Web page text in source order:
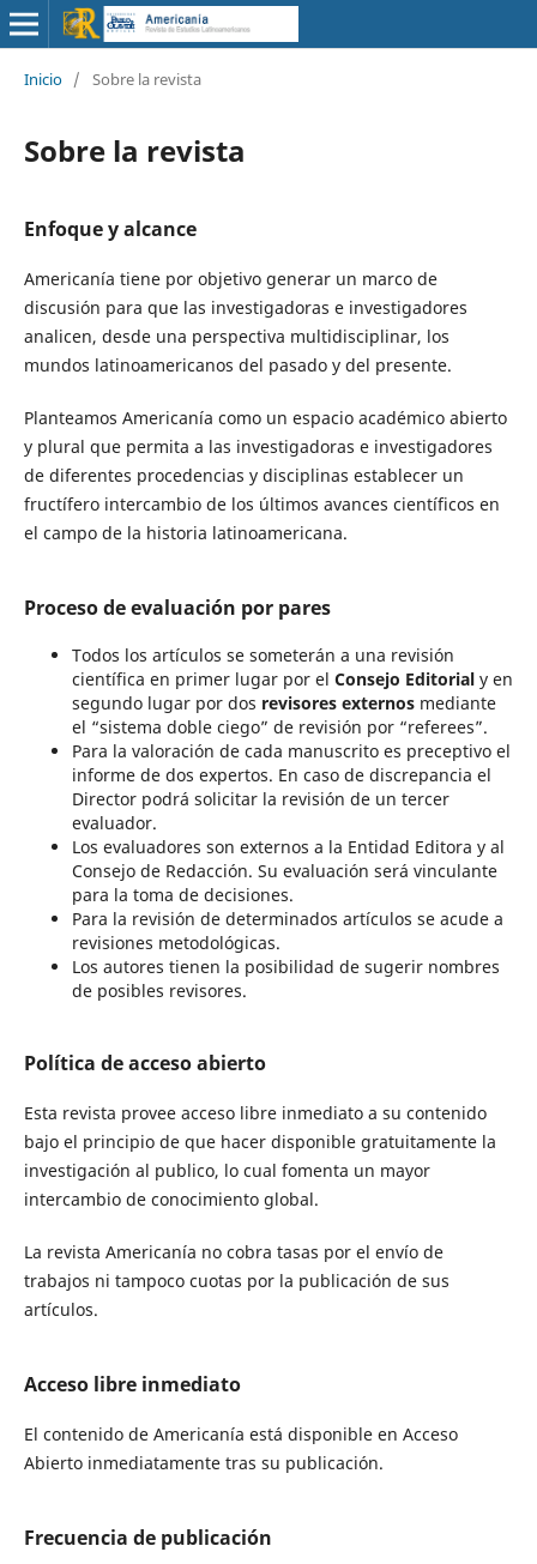
Inicio / Sobre la revista
Sobre la revista
Enfoque y alcance
Americanía tiene por objetivo generar un marco de
discusión para que las investigadoras e investigadores
analicen, desde una perspectiva multidisciplinar, los
mundos latinoamericanos del pasado y del presente.
Planteamos Americanía como un espacio académico abierto
y plural que permita a las investigadoras e investigadores
de diferentes procedencias y disciplinas establecer un
fructífero intercambio de los últimos avances científicos en
el campo de la historia latinoamericana.
Proceso de evaluación por pares
Todos los artículos se someterán a una revisión
científica en primer lugar por el Consejo Editorial y en
segundo lugar por dos revisores externos mediante
el “sistema doble ciego” de revisión por “referees”.
Para la valoración de cada manuscrito es preceptivo el
informe de dos expertos. En caso de discrepancia el
Director podrá solicitar la revisión de un tercer
evaluador.
Los evaluadores son externos a la Entidad Editora y al
Consejo de Redacción. Su evaluación será vinculante
para la toma de decisiones.
Para la revisión de determinados artículos se acude a
revisiones metodológicas.
Los autores tienen la posibilidad de sugerir nombres
de posibles revisores.
Política de acceso abierto
Esta revista provee acceso libre inmediato a su contenido
bajo el principio de que hacer disponible gratuitamente la
investigación al publico, lo cual fomenta un mayor
intercambio de conocimiento global.
La revista Americanía no cobra tasas por el envío de
trabajos ni tampoco cuotas por la publicación de sus
artículos.
Acceso libre inmediato
El contenido de Americanía está disponible en Acceso
Abierto inmediatamente tras su publicación.
Frecuencia de publicación